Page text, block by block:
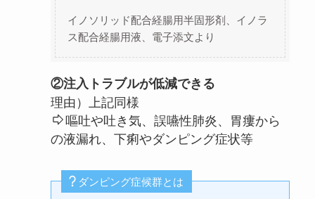
イノソリッド配合経腸用半固形剤、イノラ
ス配合経腸用液、電子添文より
②注入トラブルが低減できる
理由）上記同様
嘔吐や吐き気、誤嚥性肺炎、胃瘻から
の液漏れ、下痢やダンピング症状等
ダンピング症候群とは